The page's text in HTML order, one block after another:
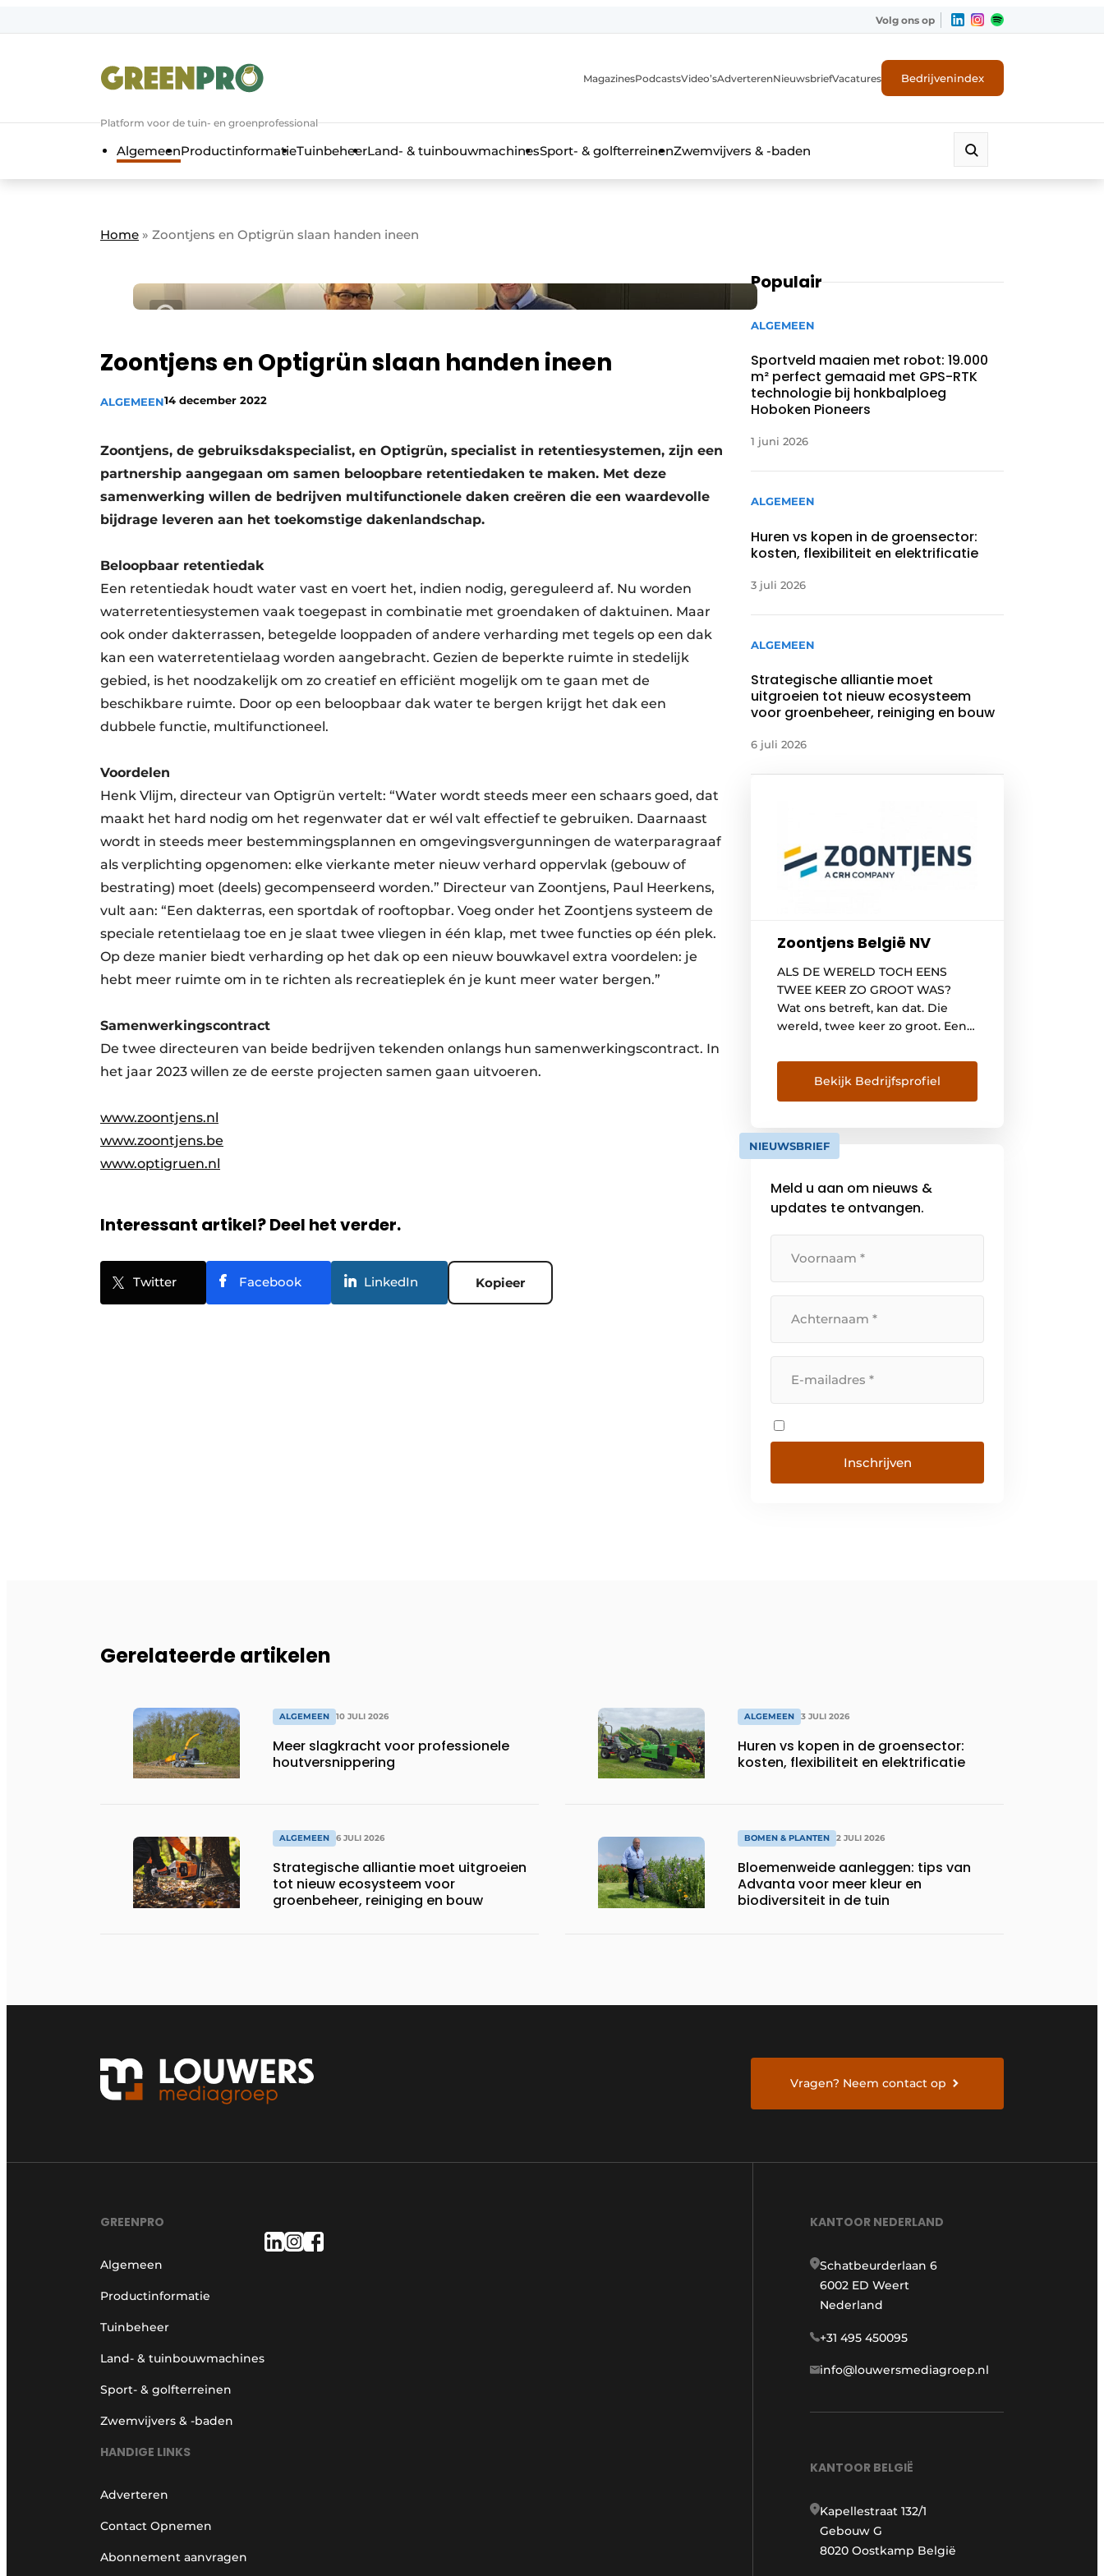
Algemene voorwaarden
Contact
GreenPro | Platform voor de tuin- en groenprofessional
Nieuwsbrief
Privacy / Cookie statement
Volg ons op
Platform voor de tuin- en groenprofessional
MagazinesPodcastsVideo’sAdverterenNieuwsbriefVacatures Bedrijvenindex
AlgemeenProductinformatieTuinbeheerLand- & tuinbouwmachinesSport- & golfterreinenZwemvijvers & -baden
Home » Zoontjens en Optigrün slaan handen ineen
Zoontjens en Optigrün slaan handen ineen
ALGEMEEN14 december 2022
Zoontjens, de gebruiksdakspecialist, en Optigrün, specialist in retentiesystemen, zijn een
partnership aangegaan om samen beloopbare retentiedaken te maken. Met deze
samenwerking willen de bedrijven multifunctionele daken creëren die een waardevolle
bijdrage leveren aan het toekomstige dakenlandschap.
Beloopbaar retentiedak
Een retentiedak houdt water vast en voert het, indien nodig, gereguleerd af. Nu worden
waterretentiesystemen vaak toegepast in combinatie met groendaken of daktuinen. Maar
ook onder dakterrassen, betegelde looppaden of andere verharding met tegels op een dak
kan een waterretentielaag worden aangebracht. Gezien de beperkte ruimte in stedelijk
gebied, is het noodzakelijk om zo creatief en efficiënt mogelijk om te gaan met de
beschikbare ruimte. Door op een beloopbaar dak water te bergen krijgt het dak een
dubbele functie, multifunctioneel.
Voordelen
Henk Vlijm, directeur van Optigrün vertelt: “Water wordt steeds meer een schaars goed, dat
maakt het hard nodig om het regenwater dat er wél valt effectief te gebruiken. Daarnaast
wordt in steeds meer bestemmingsplannen en omgevingsvergunningen de waterparagraaf
als verplichting opgenomen: elke vierkante meter nieuw verhard oppervlak (gebouw of
bestrating) moet (deels) gecompenseerd worden.” Directeur van Zoontjens, Paul Heerkens,
vult aan: “Een dakterras, een sportdak of rooftopbar. Voeg onder het Zoontjens systeem de
speciale retentielaag toe en je slaat twee vliegen in één klap, met twee functies op één plek.
Op deze manier biedt verharding op het dak op een nieuw bouwkavel extra voordelen: je
hebt meer ruimte om in te richten als recreatieplek én je kunt meer water bergen.”
Samenwerkingscontract
De twee directeuren van beide bedrijven tekenden onlangs hun samenwerkingscontract. In
het jaar 2023 willen ze de eerste projecten samen gaan uitvoeren.
www.zoontjens.nl
www.zoontjens.be
www.optigruen.nl
Interessant artikel? Deel het verder.
Twitter Facebook LinkedIn Kopieer
Populair
ALGEMEEN
Sportveld maaien met robot: 19.000
m² perfect gemaaid met GPS-RTK
technologie bij honkbalploeg
Hoboken Pioneers
1 juni 2026
ALGEMEEN
Huren vs kopen in de groensector:
kosten, flexibiliteit en elektrificatie
3 juli 2026
ALGEMEEN
Strategische alliantie moet
uitgroeien tot nieuw ecosysteem
voor groenbeheer, reiniging en bouw
6 juli 2026
Zoontjens België NV
ALS DE WERELD TOCH EENS
TWEE KEER ZO GROOT WAS?
Wat ons betreft, kan dat. Die
wereld, twee keer zo groot. Een
daktegelsystemen perfect
kunnen invullen. Wij durven zelfs
te claimen dat we dé expert in
decennialange ervaring. Of het
nu gaat om duurzame […]
Bekijk Bedrijfsprofiel
NIEUWSBRIEF
Meld u aan om nieuws &
updates te ontvangen.
Gerelateerde artikelen
ALGEMEEN 10 JULI 2026
Meer slagkracht voor professionele
houtversnippering
ALGEMEEN 6 JULI 2026
Strategische alliantie moet uitgroeien
tot nieuw ecosysteem voor
groenbeheer, reiniging en bouw
ALGEMEEN 3 JULI 2026
Huren vs kopen in de groensector:
kosten, flexibiliteit en elektrificatie
BOMEN & PLANTEN 2 JULI 2026
Bloemenweide aanleggen: tips van
Advanta voor meer kleur en
biodiversiteit in de tuin
Vragen? Neem contact op
GREENPRO
Algemeen
Productinformatie
Tuinbeheer
Land- & tuinbouwmachines
Sport- & golfterreinen
Zwemvijvers & -baden
HANDIGE LINKS
Adverteren
Contact Opnemen
Abonnement aanvragen
KANTOOR NEDERLAND
Schatbeurderlaan 6
6002 ED Weert
Nederland
+31 495 450095
info@louwersmediagroep.nl
KANTOOR BELGIË
Kapellestraat 132/1
Gebouw G
8020 Oostkamp België